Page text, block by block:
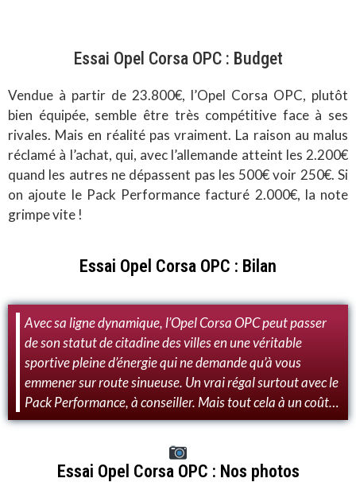
Essai Opel Corsa OPC : Budget
Vendue à partir de 23.800€, l’Opel Corsa OPC, plutôt
bien équipée, semble être très compétitive face à ses
rivales. Mais en réalité pas vraiment. La raison au malus
réclamé à l’achat, qui, avec l’allemande atteint les 2.200€
quand les autres ne dépassent pas les 500€ voir 250€. Si
on ajoute le Pack Performance facturé 2.000€, la note
grimpe vite !
Essai Opel Corsa OPC : Bilan
Avec sa ligne dynamique, l’Opel Corsa OPC peut passer
de son statut de citadine des villes en une véritable
sportive pleine d’énergie qui ne demande qu’à vous
emmener sur route sinueuse. Un vrai régal surtout avec le
Pack Performance, à conseiller. Mais tout cela à un coût…
Essai Opel Corsa OPC : Nos photos